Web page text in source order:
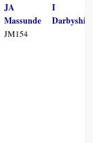
JA
Massunde
JM154
I
Darbyshire